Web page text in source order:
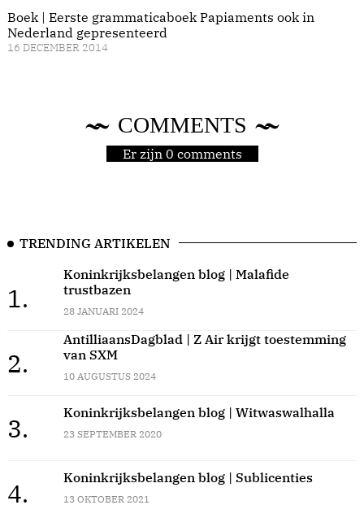
Boek | Eerste grammaticaboek Papiaments ook in
Nederland gepresenteerd
16 DECEMBER 2014
COMMENTS
Er zijn 0 comments
TRENDING ARTIKELEN
1.
Koninkrijksbelangen blog | Malafide
trustbazen
28 JANUARI 2024
2.
AntilliaansDagblad | Z Air krijgt toestemming
van SXM
10 AUGUSTUS 2024
3.
Koninkrijksbelangen blog | Witwaswalhalla
23 SEPTEMBER 2020
4.
Koninkrijksbelangen blog | Sublicenties
13 OKTOBER 2021